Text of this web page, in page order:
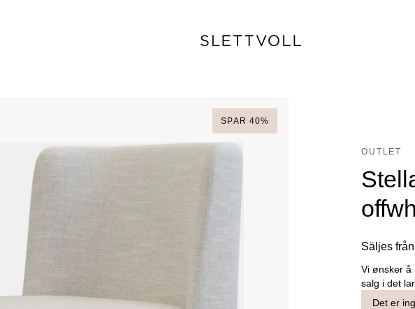
SPAR 40%
OUTLET
Säljes
Vi ønsker å
salg i det
Det er